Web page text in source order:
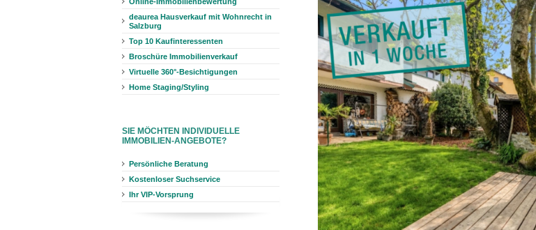
deaurea Hausverkauf mit Wohnrecht in
Salzburg
Top 10 Kaufinteressenten
Broschüre Immobilienverkauf
Virtuelle 360°-Besichtigungen
Home Staging/Styling
SIE MÖCHTEN INDIVIDUELLE
IMMOBILIEN-ANGEBOTE?
Persönliche Beratung
Kostenloser Suchservice
Ihr VIP-Vorsprung